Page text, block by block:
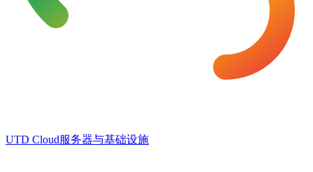
UTD Cloud服务器与基础设施